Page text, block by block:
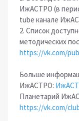
ИжАСТРО (в
tube канале
2. Список
методических
https://vk.com/
Больше
ИжАСТРО:
Планетарий
https://vk.com/